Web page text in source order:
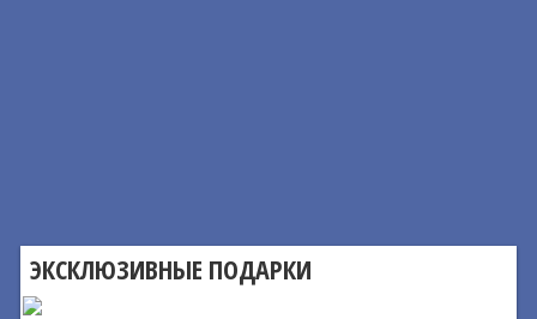
ЭКСКЛЮЗИВНЫЕ ПОДАРКИ